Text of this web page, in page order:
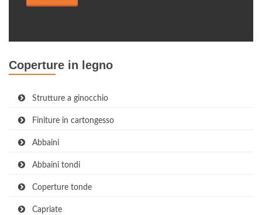
Coperture in legno
Strutture a ginocchio
Finiture in cartongesso
Abbaini
Abbaini tondi
Coperture tonde
Capriate